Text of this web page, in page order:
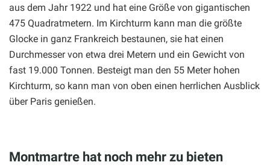
aus dem Jahr 1922 und hat eine Größe von gigantischen
475 Quadratmetern. Im Kirchturm kann man die größte
Glocke in ganz Frankreich bestaunen, sie hat einen
Durchmesser von etwa drei Metern und ein Gewicht von
fast 19.000 Tonnen. Besteigt man den 55 Meter hohen
Kirchturm, so kann man von oben einen herrlichen Ausblick
über Paris genießen.
Montmartre hat noch mehr zu bieten